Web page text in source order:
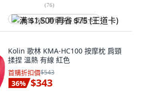
(76)
满 $1,500 再省 $75 (王道卡)
Kolin 歌林 KMA-HC100 按摩枕 肩頸
揉捏 溫熱 有線 紅色
首購折扣價$543
36% $343